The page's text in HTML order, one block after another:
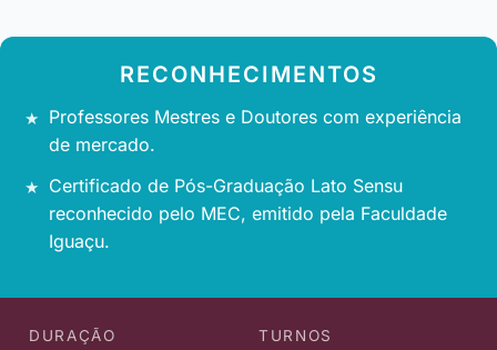
RECONHECIMENTOS
Professores Mestres e Doutores com experiência
de mercado.
Certificado de Pós-Graduação Lato Sensu
reconhecido pelo MEC, emitido pela Faculdade
Iguaçu.
DURAÇÃO TURNOS